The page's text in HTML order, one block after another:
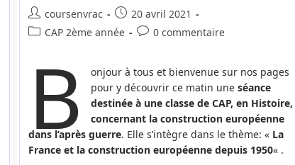
Auteur/autrice
de
coursenvrac
Publication
publiée :
20 avril 2021
PostCAP 2ème année
Commentaires
publication :
0 commentaire
b
onjour à tous et bienvenue sur nos pages
pour y découvrir ce matin une séance
destinée à une classe de CAP, en Histoire,
concernant la construction européenne
dans l’après guerre. Elle s’intègre dans le thème: « La
France et la construction européenne depuis 1950« .